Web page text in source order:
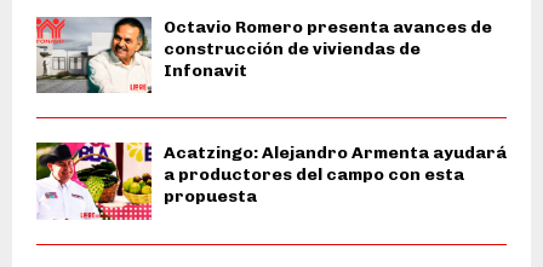
Octavio Romero presenta avances de
construcción de viviendas de
Infonavit
Acatzingo: Alejandro Armenta ayudará
a productores del campo con esta
propuesta